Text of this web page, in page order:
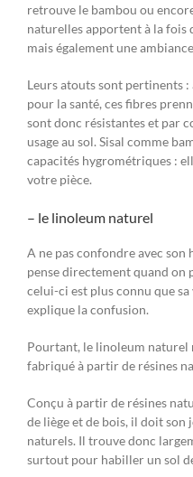
retrouve le bambou ou
naturelles apportent à la fois
mais également une
Leurs atouts sont pertinents
pour la santé, ces fibres
sont donc résistantes et par
usage au sol. Sisal comme
capacités hygrométriques :
votre pièce.
– le linoleum naturel
A ne pas confondre avec son
pense directement quand on
celui-ci est plus connu que
explique la confusion.
Pourtant, le linoleum naturel
fabriqué à partir de résines
Conçu à partir de résines
de liège et de bois, il doit son
naturels. Il trouve donc
surtout pour habiller un sol